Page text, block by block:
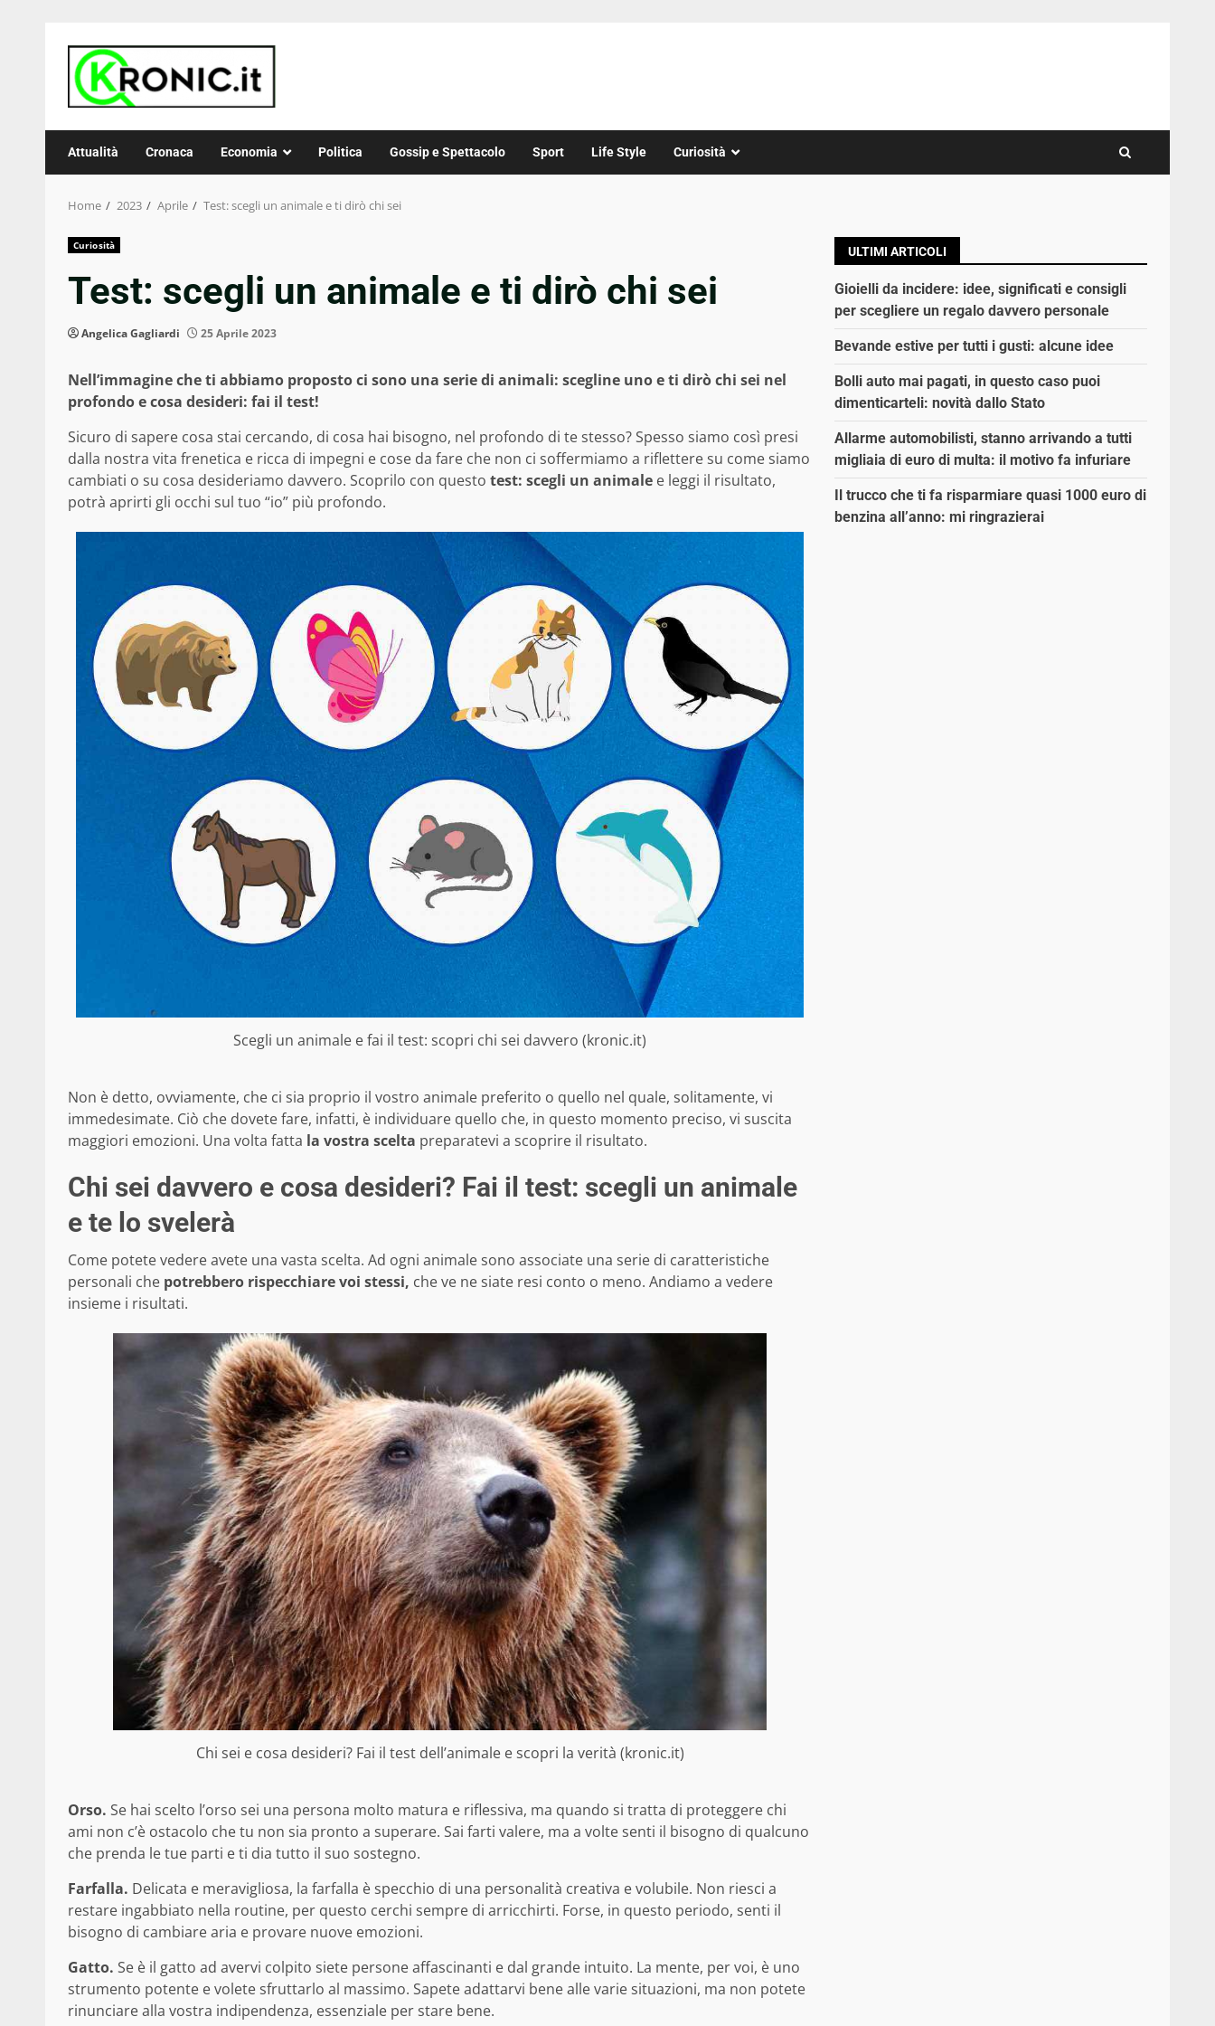
content
Attualità Cronaca Economia Politica Gossip e Spettacolo Sport Life Style Curiosità
Home 2023 Aprile Test: scegli un animale e ti dirò chi sei
Curiosità
Test: scegli un animale e ti dirò chi sei
Angelica Gagliardi 25 Aprile 2023
Nell’immagine che ti abbiamo proposto ci sono una serie di animali: scegline uno e ti dirò chi sei nel
profondo e cosa desideri: fai il test!
Sicuro di sapere cosa stai cercando, di cosa hai bisogno, nel profondo di te stesso? Spesso siamo così presi
dalla nostra vita frenetica e ricca di impegni e cose da fare che non ci soffermiamo a riflettere su come siamo
cambiati o su cosa desideriamo davvero. Scoprilo con questo test: scegli un animale e leggi il risultato,
potrà aprirti gli occhi sul tuo “io” più profondo.
Scegli un animale e fai il test: scopri chi sei davvero (kronic.it)
Non è detto, ovviamente, che ci sia proprio il vostro animale preferito o quello nel quale, solitamente, vi
immedesimate. Ciò che dovete fare, infatti, è individuare quello che, in questo momento preciso, vi suscita
maggiori emozioni. Una volta fatta la vostra scelta preparatevi a scoprire il risultato.
Chi sei davvero e cosa desideri? Fai il test: scegli un animale
e te lo svelerà
Come potete vedere avete una vasta scelta. Ad ogni animale sono associate una serie di caratteristiche
personali che potrebbero rispecchiare voi stessi, che ve ne siate resi conto o meno. Andiamo a vedere
insieme i risultati.
Chi sei e cosa desideri? Fai il test dell’animale e scopri la verità (kronic.it)
Orso. Se hai scelto l’orso sei una persona molto matura e riflessiva, ma quando si tratta di proteggere chi
ami non c’è ostacolo che tu non sia pronto a superare. Sai farti valere, ma a volte senti il bisogno di qualcuno
che prenda le tue parti e ti dia tutto il suo sostegno.
Farfalla. Delicata e meravigliosa, la farfalla è specchio di una personalità creativa e volubile. Non riesci a
restare ingabbiato nella routine, per questo cerchi sempre di arricchirti. Forse, in questo periodo, senti il
bisogno di cambiare aria e provare nuove emozioni.
Gatto. Se è il gatto ad avervi colpito siete persone affascinanti e dal grande intuito. La mente, per voi, è uno
strumento potente e volete sfruttarlo al massimo. Sapete adattarvi bene alle varie situazioni, ma non potete
rinunciare alla vostra indipendenza, essenziale per stare bene.
ULTIMI ARTICOLI
Gioielli da incidere: idee, significati e consigli
per scegliere un regalo davvero personale
Bevande estive per tutti i gusti: alcune idee
Bolli auto mai pagati, in questo caso puoi
dimenticarteli: novità dallo Stato
Allarme automobilisti, stanno arrivando a tutti
migliaia di euro di multa: il motivo fa infuriare
Il trucco che ti fa risparmiare quasi 1000 euro di
benzina all’anno: mi ringrazierai